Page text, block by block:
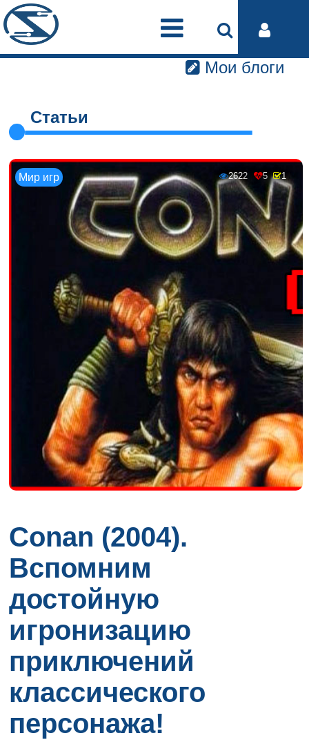
Мои блоги
Статьи
Мир игр 2622 5 1
Conan (2004).
Вспомним
достойную
игронизацию
приключений
классического
персонажа!